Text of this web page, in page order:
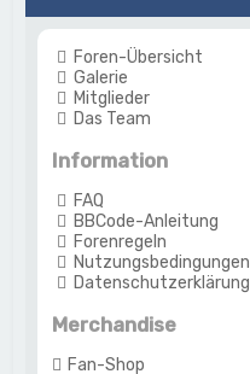
Foren-Übersicht
Galerie
Mitglieder
Das Team
Information
FAQ
BBCode-Anleitung
Forenregeln
Nutzungsbedingungen
Datenschutzerklärung
Merchandise
Fan-Shop